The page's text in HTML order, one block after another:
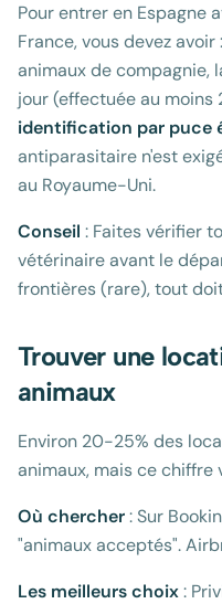
Pour entrer en Espagne
France, vous devez avoir
animaux de compagnie,
jour (effectuée au moins
identification par puce
antiparasitaire n'est
au Royaume-Uni.
Conseil : Faites vérifier
vétérinaire avant le
frontières (rare), tout
Trouver une
animaux
Environ 20-25% des
animaux, mais ce chiffre
Où chercher: Sur
"animaux acceptés".
Les meilleurs choix: